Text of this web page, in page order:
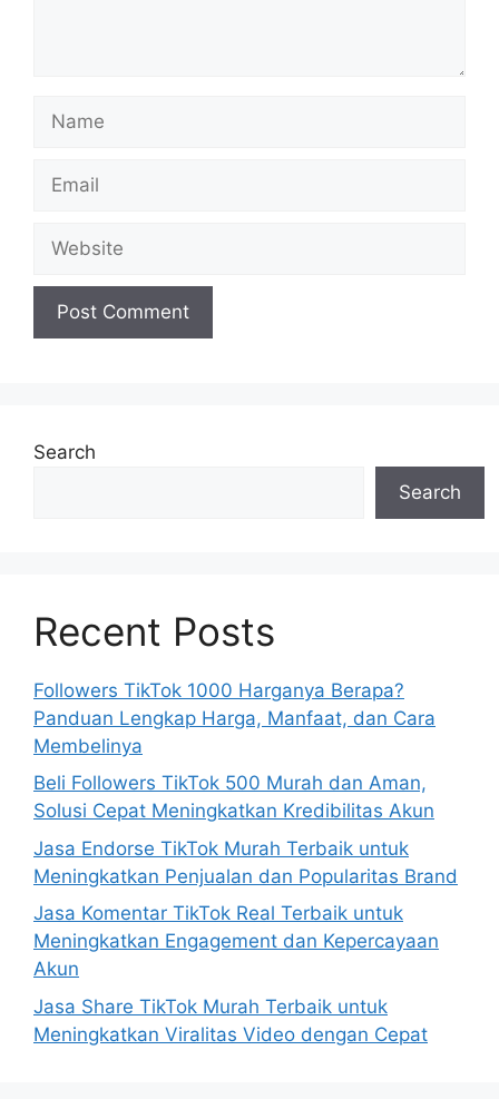
Search
Search
Recent Posts
Followers TikTok 1000 Harganya Berapa?
Panduan Lengkap Harga, Manfaat, dan Cara
Membelinya
Beli Followers TikTok 500 Murah dan Aman,
Solusi Cepat Meningkatkan Kredibilitas Akun
Jasa Endorse TikTok Murah Terbaik untuk
Meningkatkan Penjualan dan Popularitas Brand
Jasa Komentar TikTok Real Terbaik untuk
Meningkatkan Engagement dan Kepercayaan
Akun
Jasa Share TikTok Murah Terbaik untuk
Meningkatkan Viralitas Video dengan Cepat